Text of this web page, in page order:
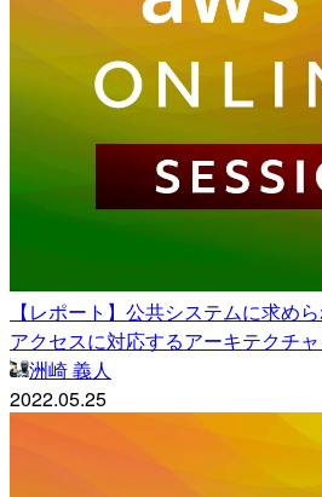
【レポート】公共システムに求め
アクセスに対応するアーキテクチ
洲崎 義人
2022.05.25